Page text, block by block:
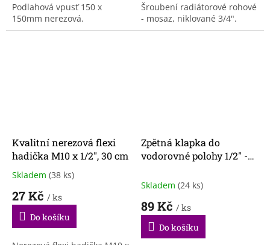
Podlahová vpusť 150 x
150mm nerezová.
Šroubení radiátorové rohové
- mosaz, niklované 3/4".
Kvalitní nerezová flexi
hadička M10 x 1/2", 30 cm
Průměrné
produktu
5,0
Skladem (38 ks)
27 Kč / ks
Do košíku
Zpětná klapka do
vodorovné polohy 1/2" -
Skladem (24 ks)
89 Kč / ks
Do košíku